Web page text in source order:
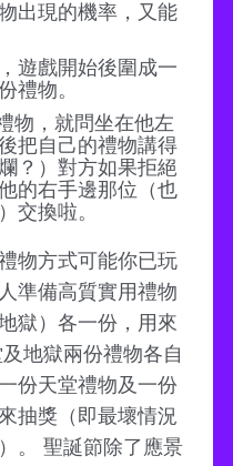
出現的機率，又能
遊戲開始後圍成一
禮物。
物，就問坐在他左
把自己的禮物講得
？）對方如果拒絕
的右手邊那位（也
交換啦。
物方式可能你已玩
準備高質實用禮物
獄）各一份，用來
地獄兩份禮物各自
份天堂禮物及一份
抽獎（即最壞情況
。 聖誕節除了應景